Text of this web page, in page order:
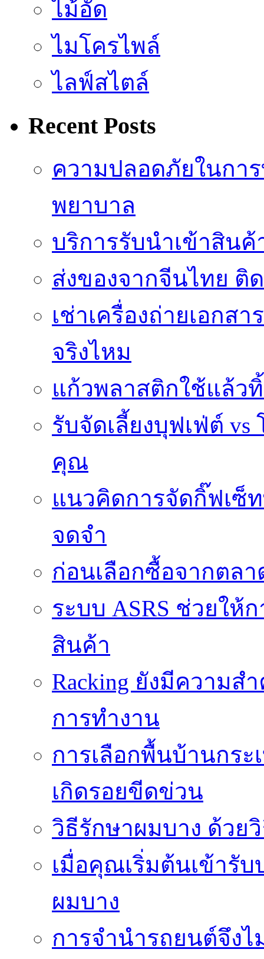
ไม้อัด
ไมโครไพล์
ไลฟ์สไตล์
Recent Posts
ความปลอดภัยในกา
พยาบาล
บริการรับนำเข้าสิน
ส่งของจากจีนไทย ติ
เช่าเครื่องถ่ายเอกส
จริงไหม
แก้วพลาสติกใช้แล้ว
รับจัดเลี้ยงบุฟเฟ่ต์
คุณ
แนวคิดการจัดกิ๊ฟเซ็
จดจำ
ก่อนเลือกซื้อจากตล
ระบบ ASRS ช่วยให้
สินค้า
Racking ยังมีความ
การทำงาน
การเลือกพื้นบ้านกร
เกิดรอยขีดข่วน
วิธีรักษาผมบาง ด้วย
เมื่อคุณเริ่มต้นเข้ารั
ผมบาง
การจำนำรถยนต์จึงไ